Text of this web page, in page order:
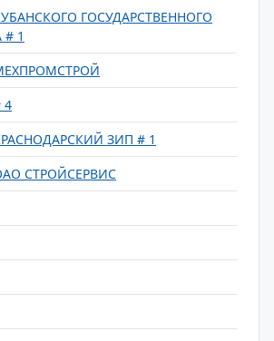
ГОСУДАРСТВЕННОГО
1
4
ЗИП # 1
СТРОЙСЕРВИС